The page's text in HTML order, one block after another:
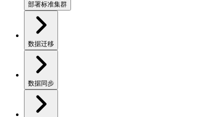
部署标准集群
数据迁移
数据同步